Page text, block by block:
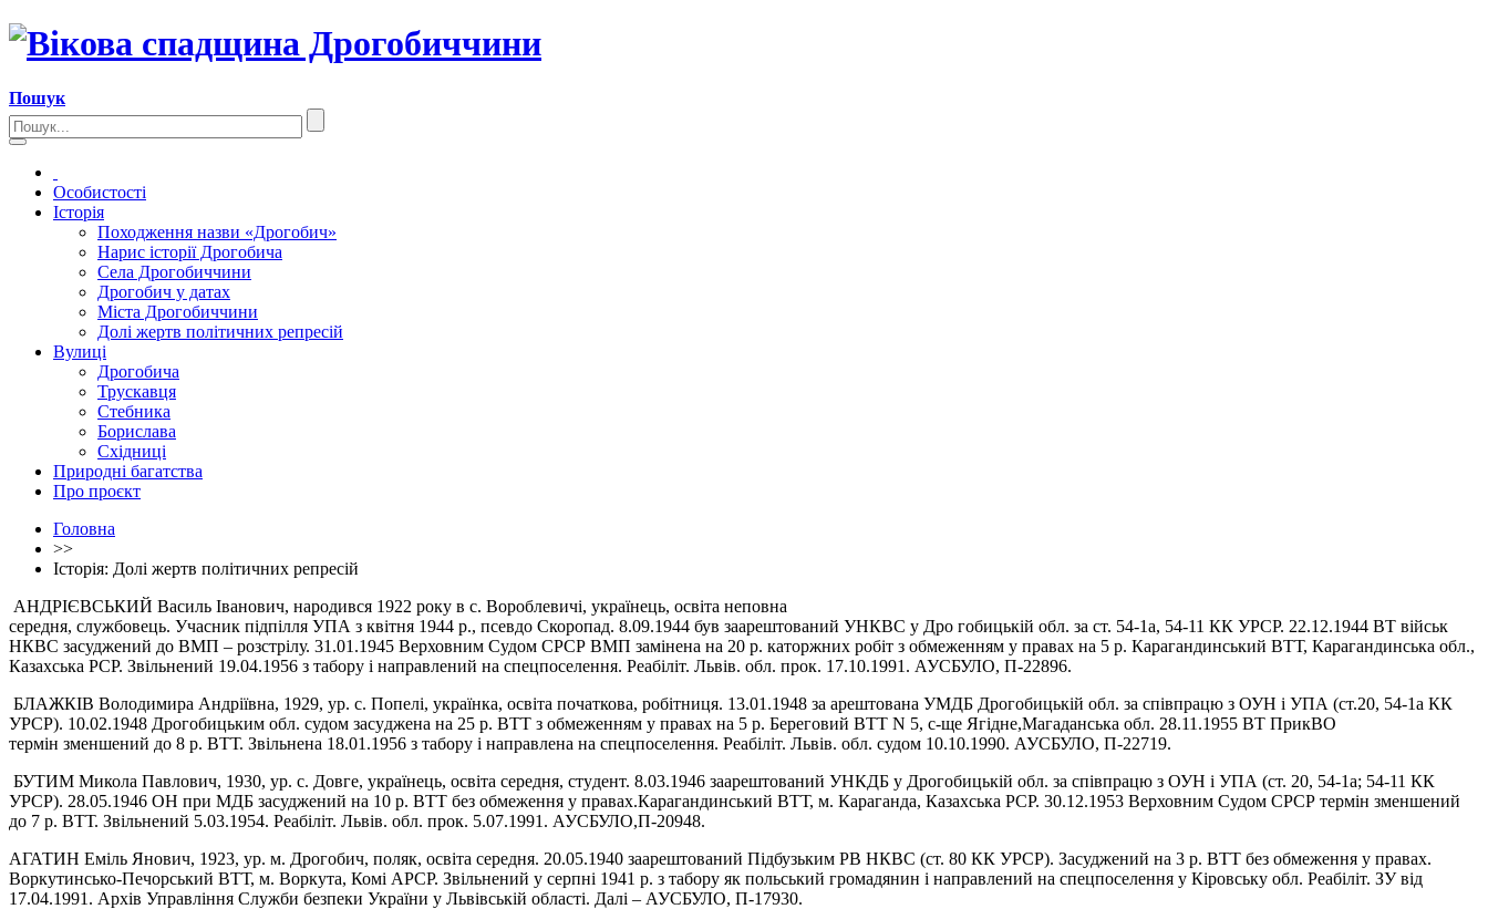
Пошук
Особистості
Історія
Походження назви «Дрогобич»
Нарис історії Дрогобича
Села Дрогобиччини
Дрогобич у датах
Міста Дрогобиччини
Долі жертв політичних репресій
Вулиці
Дрогобича
Трускавця
Стебника
Борислава
Східниці
Природні багатства
Про проєкт
Головна
>>
Історія: Долі жертв політичних репресій
АНДРІЄВСЬКИЙ Василь Іванович, народився 1922 року в с. Вороблевичі, українець, освіта неповна
середня, службовець. Учасник підпілля УПА з квітня 1944 р., псевдо Скоропад. 8.09.1944 був заарештований УНКВС у Дро гобицькій обл. за ст. 54-1а, 54-11 КК УРСР. 22.12.1944 ВТ військ
НКВС засуджений до ВМП – розстрілу. 31.01.1945 Верховним Судом СРСР ВМП замінена на 20 р. каторжних робіт з обмеженням у правах на 5 р. Карагандинський ВТТ, Карагандинська обл.,
Казахська РСР. Звільнений 19.04.1956 з табору і направлений на спецпоселення. Реабіліт. Львів. обл. прок. 17.10.1991. АУСБУЛО, П-22896.
БЛАЖКІВ Володимира Андріївна, 1929, ур. с. Попелі, українка, освіта початкова, робітниця. 13.01.1948 за арештована УМДБ Дрогобицькій обл. за співпрацю з ОУН і УПА (ст.20, 54-1а КК
УРСР). 10.02.1948 Дрогобицьким обл. судом засуджена на 25 р. ВТТ з обмеженням у правах на 5 р. Береговий ВТТ N 5, с-ще Ягідне,Магаданська обл. 28.11.1955 ВТ ПрикВО
термін зменшений до 8 р. ВТТ. Звільнена 18.01.1956 з табору і направлена на спецпоселення. Реабіліт. Львів. обл. судом 10.10.1990. АУСБУЛО, П-22719.
БУТИМ Микола Павлович, 1930, ур. с. Довге, українець, освіта середня, студент. 8.03.1946 заарештований УНКДБ у Дрогобицькій обл. за співпрацю з ОУН і УПА (ст. 20, 54-1а; 54-11 КК
УРСР). 28.05.1946 ОН при МДБ засуджений на 10 р. ВТТ без обмеження у правах.Карагандинський ВТТ, м. Караганда, Казахська РСР. 30.12.1953 Верховним Судом СРСР термін зменшений
до 7 р. ВТТ. Звільнений 5.03.1954. Реабіліт. Львів. обл. прок. 5.07.1991. АУСБУЛО,П-20948.
АГАТИН Еміль Янович, 1923, ур. м. Дрогобич, поляк, освіта середня. 20.05.1940 заарештований Підбузьким РВ НКВС (ст. 80 КК УРСР). Засуджений на 3 р. ВТТ без обмеження у правах.
Воркутинсько-Печорський ВТТ, м. Воркута, Комі АРСР. Звільнений у серпні 1941 р. з табору як польський громадянин і направлений на спецпоселення у Кіровську обл. Реабіліт. ЗУ від
17.04.1991. Архів Управління Служби безпеки України у Львівській області. Далі – АУСБУЛО, П-17930.